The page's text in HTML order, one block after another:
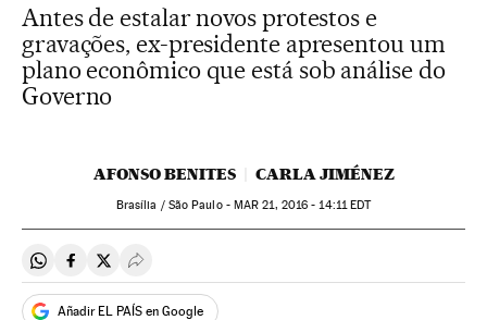
Antes de estalar novos protestos e
gravações, ex-presidente apresentou um
plano econômico que está sob análise do
Governo
AFONSO BENITES CARLA JIMÉNEZ
Brasília / São Paulo - MAR 21, 2016 - 14:11EDT
Compartir en Whatsapp
Compartir en Facebook
Compartir en Twitter
Desplegar Redes Sociales
Añadir EL PAÍS en Google